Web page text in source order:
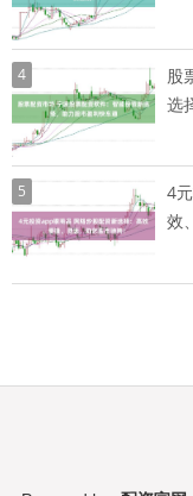
4
股
选
5
4
效